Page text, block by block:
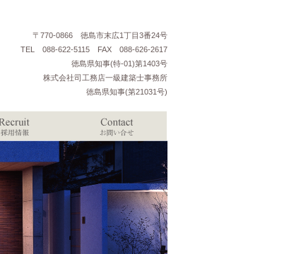
〒770-0866 徳島市末広1丁目3番24号
TEL 088-622-5115 FAX 088-626-2617
徳島県知事(特-01)第1403号
株式会社司工務店一級建築士事務所
徳島県知事(第21031号)